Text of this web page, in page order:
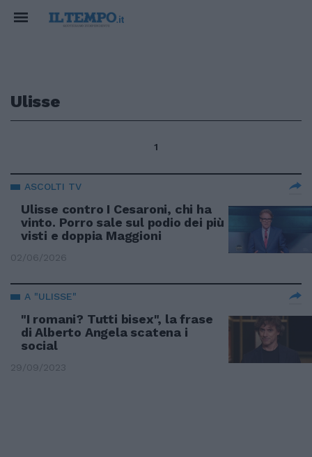
Ulisse
1
ASCOLTI TV
Ulisse contro I Cesaroni, chi ha
vinto. Porro sale sul podio dei più
visti e doppia Maggioni
02/06/2026
A "ULISSE"
"I romani? Tutti bisex", la frase
di Alberto Angela scatena i
social
29/09/2023